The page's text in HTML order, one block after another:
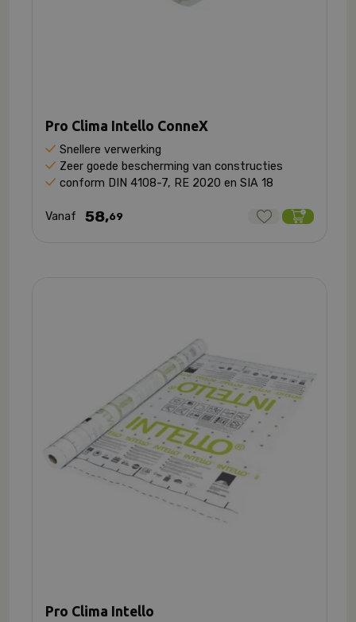
Pro Clima Intello ConneX
Snellere verwerking
Zeer goede bescherming van constructies
conform DIN 4108-7, RE 2020 en SIA 18
Vanaf 58,69
Pro Clima Intello